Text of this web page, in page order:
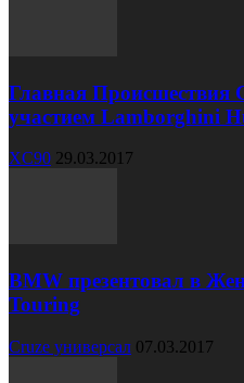
Главная Происшествия
участием Lamborghini
XC90 29.03.2017
BMW презентовал в
Touring
Cruze универсал 07.03.2017